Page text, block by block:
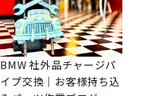
BMW 社外品チャージパ
イプ交換｜お客様持ち込